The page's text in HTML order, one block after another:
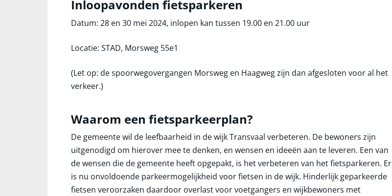
Inloopavonden fietsparkeren
Datum: 28 en 30 mei 2024, inlopen kan tussen 19.00 en 21.00 uur
Locatie: STAD, Morsweg 55e1
(Let op: de spoorwegovergangen Morsweg en Haagweg zijn dan afgesloten voor al het
verkeer.)
Waarom een fietsparkeerplan?
De gemeente wil de leefbaarheid in de wijk Transvaal verbeteren. De bewoners zijn
uitgenodigd om hierover mee te denken, en wensen en ideeën aan te leveren. Een van
de wensen die de gemeente heeft opgepakt, is het verbeteren van het fietsparkeren. Er
is nu onvoldoende parkeermogelijkheid voor fietsen in de wijk. Hinderlijk geparkeerde
fietsen veroorzaken daardoor overlast voor voetgangers en wijkbewoners met